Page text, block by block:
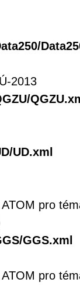
2013
UD.xml
pro
GGS.xml
pro